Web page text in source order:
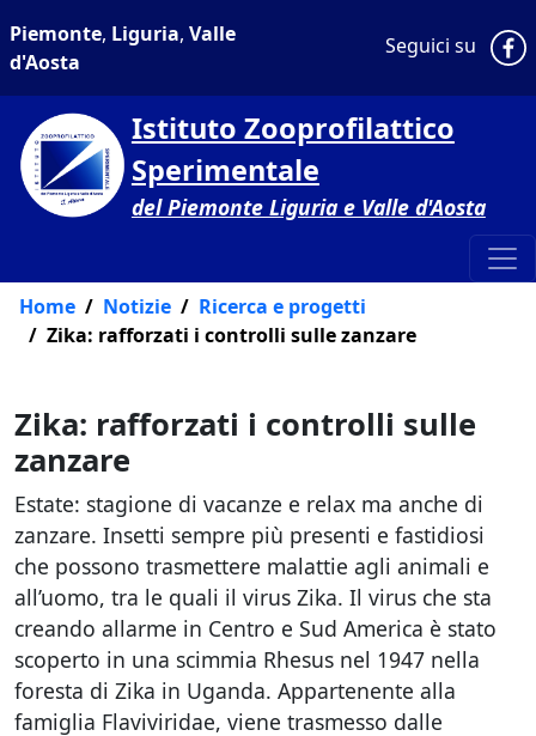
Piemonte, Liguria, Valle
d'Aosta
Seguici su
Istituto Zooprofilattico
Sperimentale
del Piemonte Liguria e Valle d'Aosta
Home Notizie
Ricerca e progetti
Zika: rafforzati i controlli sulle zanzare
Zika: rafforzati i controlli sulle
zanzare
Estate: stagione di vacanze e relax ma anche di
zanzare. Insetti sempre più presenti e fastidiosi
che possono trasmettere malattie agli animali e
all’uomo, tra le quali il virus Zika. Il virus che sta
creando allarme in Centro e Sud America è stato
scoperto in una scimmia Rhesus nel 1947 nella
foresta di Zika in Uganda. Appartenente alla
famiglia Flaviviridae, viene trasmesso dalle